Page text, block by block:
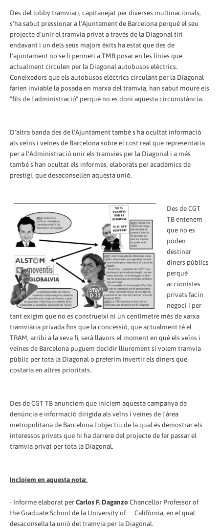
Des del lobby tramviari, capitanejat per diverses multinacionals,
s'ha sabut pressionar a l'Ajuntament de Barcelona perquè el seu
projecte d'unir el tramvia privat a través de la Diagonal tiri
endavant i un dels seus majors èxits ha estat que des de
l'ajuntament no se li permeti a TMB posar en les línies que
actualment circulen per la Diagonal autobusos elèctrics.
Coneixedors que els autobusos elèctrics circulant per la Diagonal
farien inviable la posada en marxa del tramvia, han sabut moure els
"fils de l'administració" perquè no es doni aquesta circumstància.
D'altra banda des de l'Ajuntament també s'ha ocultat informació
als veïns i veïnes de Barcelona sobre el cost real que representaria
per a l'Administració unir els tramvies per la Diagonal i a més
també s'han ocultat els informes, elaborats per acadèmics de
prestigi, que desaconsellen aquesta unió.
Des de CGT
TB entenem
que no es
poden
destinar
diners públics
perquè
accionistes
privats facin
negoci i per
tant exigim que no es construeixi ni un centímetre més de xarxa
tramviària privada fins que la concessió, que actualment té el
TRAM, arribi a la seva fi, serà llavors el moment en què els veïns i
veïnes de Barcelona puguem decidir lliurement si volem tramvia
públic per tota la Diagonal o preferim invertir els diners que
costaria en altres prioritats.
Des de CGT TB anunciem que iniciem aquesta campanya de
denúncia e informació dirigida als veïns i veïnes de l'àrea
metropolitana de Barcelona l'objectiu de la qual és demostrar els
interessos privats que hi ha darrere del projecte de fer passar el
tramvia privat per tota la Diagonal.
Incloíem en aquesta nota:
- Informe elaborat perCarlos F. DaganzoChancellor Professor of
the Graduate School de la University of Califòrnia, en el qual
desaconsella la unió del tramvia per la Diagonal.